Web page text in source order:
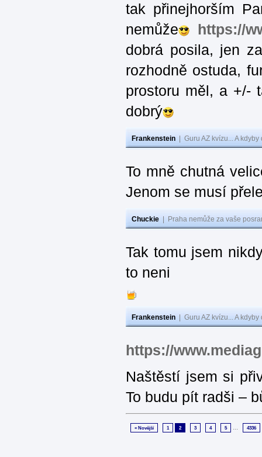
tak přinejhorším
nemůže
https://
dobrá posila, jen
rozhodně ostuda,
prostoru měl, a +/-
dobrý
Frankenstein Guru AZ kvízu... A
To mně chutná
Jenom se musí
Chuckie Praha nemůže za vaše
Tak tomu jsem
to neni
Frankenstein Guru AZ kvízu... A
https://
Naštěstí jsem si
To budu pít radši –
« Novější 1 2 3 4 5 ... 4336